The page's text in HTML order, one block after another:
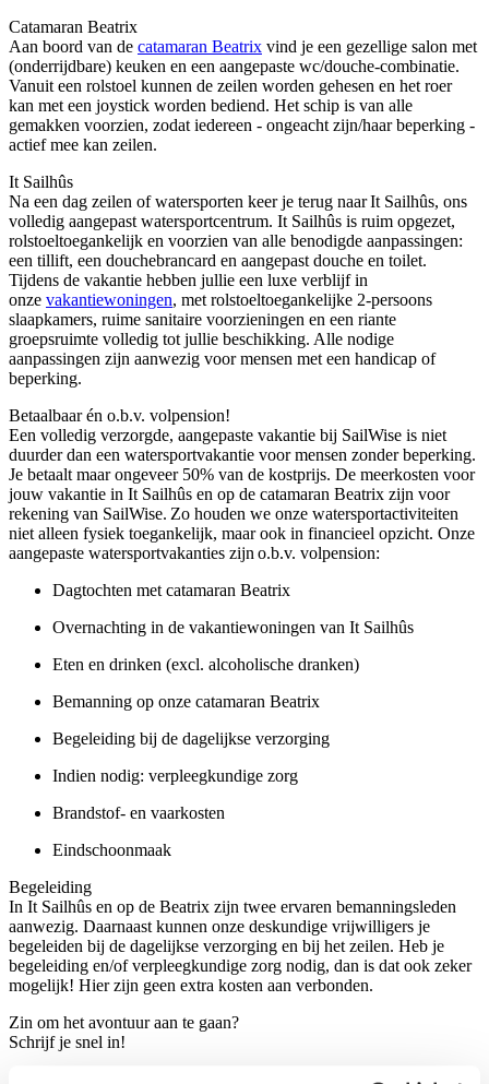
Catamaran Beatrix
Aan boord van de catamaran Beatrix vind je een gezellige salon met
(onderrijdbare) keuken en een aangepaste wc/douche-combinatie.
Vanuit een rolstoel kunnen de zeilen worden gehesen en het roer
kan met een joystick worden bediend. Het schip is van alle
gemakken voorzien, zodat iedereen - ongeacht zijn/haar beperking -
actief mee kan zeilen.
It Sailhûs
Na een dag zeilen of watersporten keer je terug naar It Sailhûs, ons
volledig aangepast watersportcentrum. It Sailhûs is ruim opgezet,
rolstoeltoegankelijk en voorzien van alle benodigde aanpassingen:
een tillift, een douchebrancard en aangepast douche en toilet.
Tijdens de vakantie hebben jullie een luxe verblijf in
onze vakantiewoningen, met rolstoeltoegankelijke 2-persoons
slaapkamers, ruime sanitaire voorzieningen en een riante
groepsruimte volledig tot jullie beschikking. Alle nodige
aanpassingen zijn aanwezig voor mensen met een handicap of
beperking.
Betaalbaar én o.b.v. volpension!
Een volledig verzorgde, aangepaste vakantie bij SailWise is niet
duurder dan een watersportvakantie voor mensen zonder beperking.
Je betaalt maar ongeveer 50% van de kostprijs. De meerkosten voor
jouw vakantie in It Sailhûs en op de catamaran Beatrix zijn voor
rekening van SailWise. Zo houden we onze watersportactiviteiten
niet alleen fysiek toegankelijk, maar ook in financieel opzicht. Onze
aangepaste watersportvakanties zijn o.b.v. volpension:
Dagtochten met catamaran Beatrix
Overnachting in de vakantiewoningen van It Sailhûs
Eten en drinken (excl. alcoholische dranken)
Bemanning op onze catamaran Beatrix
Begeleiding bij de dagelijkse verzorging
Indien nodig: verpleegkundige zorg
Brandstof- en vaarkosten
Eindschoonmaak
Begeleiding
In It Sailhûs en op de Beatrix zijn twee ervaren bemanningsleden
aanwezig. Daarnaast kunnen onze deskundige vrijwilligers je
begeleiden bij de dagelijkse verzorging en bij het zeilen. Heb je
begeleiding en/of verpleegkundige zorg nodig, dan is dat ook zeker
mogelijk! Hier zijn geen extra kosten aan verbonden.
Zin om het avontuur aan te gaan?
Schrijf je snel in!